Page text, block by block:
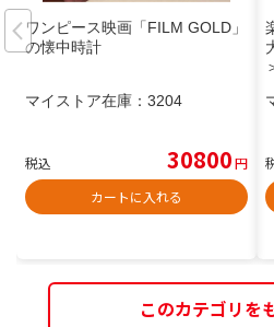
ワンピース映画「FILM GOLD」
の懐中時計
マイストア在庫： 3204
税込 30800円
カートに入れる
このカテゴリを